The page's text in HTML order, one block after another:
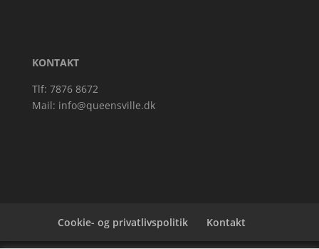
KONTAKT
Tlf: 7876 8672
Mail: info@queensville.dk
Cookie- og privatlivspolitik Kontakt